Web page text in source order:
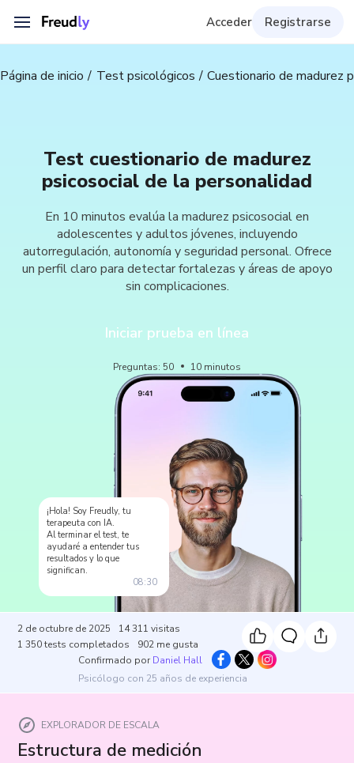
Acceder Registrarse
Página de inicio Test psicológicos Cuestionario de madurez
Test cuestionario de madurez
psicosocial de la personalidad
En 10 minutos evalúa la madurez psicosocial en
adolescentes y adultos jóvenes, incluyendo
autorregulación, autonomía y seguridad personal. Ofrece
un perfil claro para detectar fortalezas y áreas de apoyo
sin complicaciones.
Iniciar prueba en línea
Preguntas: 50 10 minutos
¡Hola! Soy Freudly, tu
terapeuta con IA.
Al terminar el test, te
ayudaré a entender tus
resultados y lo que
significan.
08:30
2 de octubre de 2025 14 311 visitas
1 350 tests completados 902 me gusta
Confirmado por Daniel Hall
Psicólogo con 25 años de experiencia
EXPLORADOR DE ESCALA
Estructura de medición